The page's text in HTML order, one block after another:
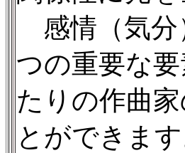
感情（気分
つの重要な
たりの作曲
とができます